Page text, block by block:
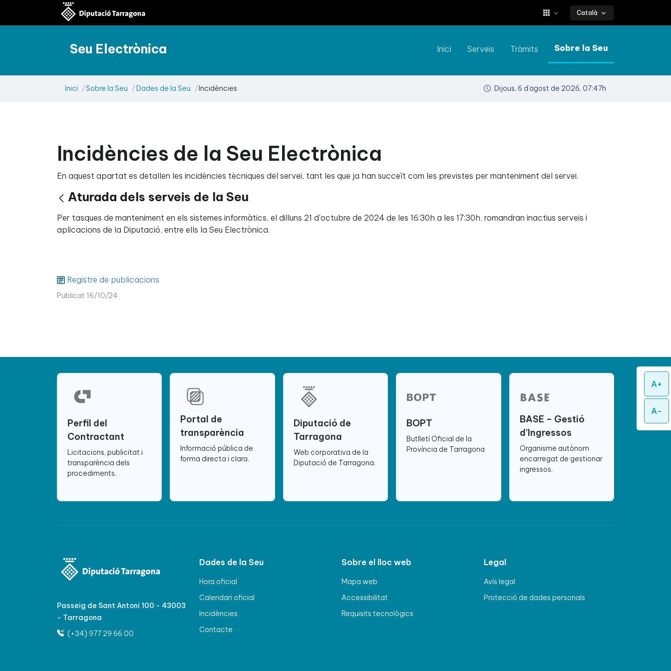
A+
A-
Català
Seu Electrònica Inici Serveis Tràmits Sobre la Seu
Inici Sobre la Seu Dades de la Seu Incidències Dijous, 6 d’agost de 2026, 07:47h
Incidències de la Seu Electrònica
En aquest apartat es detallen les incidències tècniques del servei, tant les que ja han succeït com les previstes per manteniment del servei.
Vés enrere
Aturada dels serveis de la Seu
Per tasques de manteniment en els sistemes informàtics, el dilluns 21 d'octubre de 2024 de les 16:30h a les 17:30h, romandran inactius serveis i
aplicacions de la Diputació, entre ells la Seu Electrònica.
Registre de publicacions
Publicat 16/10/24
Perfil del
Contractant
Licitacions, publicitat i
transparència dels
procediments.
Portal de
transparència
Informació pública de
forma directa i clara.
Diputació de
Tarragona
Web corporativa de la
Diputació de Tarragona.
BOPT
Butlletí Oficial de la
Província de Tarragona
BASE – Gestió
d’Ingressos
Organisme autònom
encarregat de gestionar
ingressos.
Passeig de Sant Antoni 100 - 43003
- Tarragona
(+34) 977 29 66 00
Dades de la Seu
Hora oficial
Calendari oficial
Incidències
Contacte
Sobre el lloc web
Mapa web
Accessibilitat
Requisits tecnològics
Legal
Avís legal
Protecció de dades personals